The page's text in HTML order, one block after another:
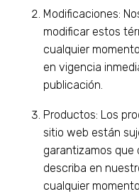
Modificaciones:
modificar estos
cualquier
en vigencia
publicación.
Productos: Los
sitio web están
garantizamos que
describa en
cualquier